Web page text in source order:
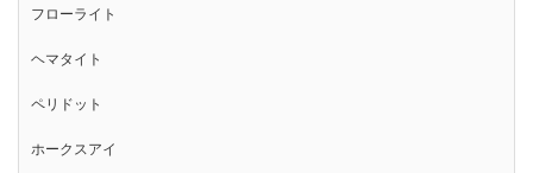
フローライト
ヘマタイト
ペリドット
ホークスアイ